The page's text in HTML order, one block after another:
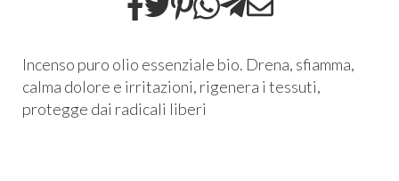
Incenso puro olio essenziale bio. Drena, sfiamma,
calma dolore e irritazioni, rigenera i tessuti,
protegge dai radicali liberi